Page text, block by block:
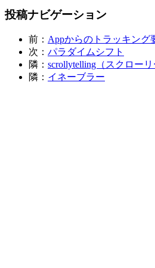
投稿ナビゲーション
前： Appからのトラッキング
次： パラダイムシフト
隣： scrollytelling（スクローリ
隣： イネーブラー